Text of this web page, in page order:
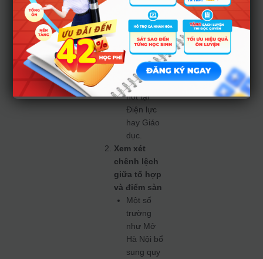
(sàn từ
15–16,5).
Điểm thi
khoảng
18–20
phù hợp
với ngành
hot tại
Điện lực
hay Giáo
dục.
Xem xét
chênh lệch
giữa tổ hợp
và điểm sàn
Một số
trường
như Mở
Hà Nội bổ
sung quy